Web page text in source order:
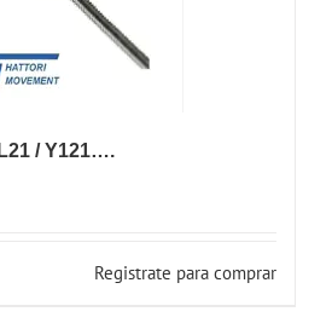
/ Y121….
Registrate para comprar